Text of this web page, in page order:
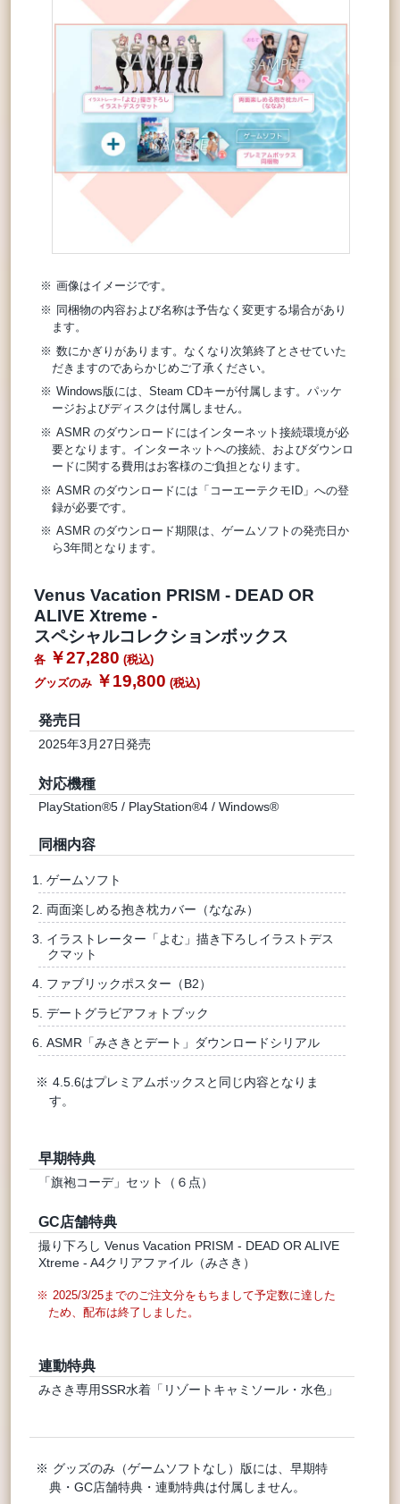
画像はイメージです。
同梱物の内容および名称は予告なく変更する場合があり
ます。
数にかぎりがあります。なくなり次第終了とさせていた
だきますのであらかじめご了承ください。
Windows版には、Steam CDキーが付属します。パッケ
ージおよびディスクは付属しません。
ASMR のダウンロードにはインターネット接続環境が必
要となります。インターネットへの接続、およびダウンロ
ードに関する費用はお客様のご負担となります。
ASMR のダウンロードには「コーエーテクモID」への登
録が必要です。
ASMR のダウンロード期限は、ゲームソフトの発売日か
ら3年間となります。
Venus Vacation PRISM - DEAD OR
ALIVE Xtreme -
スペシャルコレクションボックス
￥27,280
￥19,800
発売日
2025年3月27日発売
対応機種
PlayStation®5 / PlayStation®4 / Windows®
同梱内容
ゲームソフト
両面楽しめる抱き枕カバー（ななみ）
イラストレーター「よむ」描き下ろしイラストデス
クマット
ファブリックポスター（B2）
デートグラビアフォトブック
ASMR「みさきとデート」ダウンロードシリアル
4.5.6はプレミアムボックスと同じ内容となりま
す。
早期特典
「旗袍コーデ」セット（６点）
GC店舗特典
撮り下ろし Venus Vacation PRISM - DEAD OR ALIVE
Xtreme - A4クリアファイル（みさき）
2025/3/25までのご注文分をもちまして予定数に達した
ため、配布は終了しました。
連動特典
みさき専用SSR水着「リゾートキャミソール・水色」
グッズのみ（ゲームソフトなし）版には、早期特
典・GC店舗特典・連動特典は付属しません。